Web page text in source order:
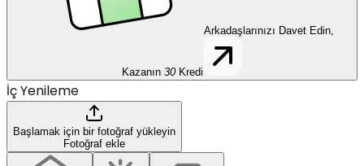
Arkadaşlarınızı Davet Edin,
Kazanın 30 Kredi
İç Yenileme
Başlamak için bir fotoğraf yükleyin
Fotoğraf ekle